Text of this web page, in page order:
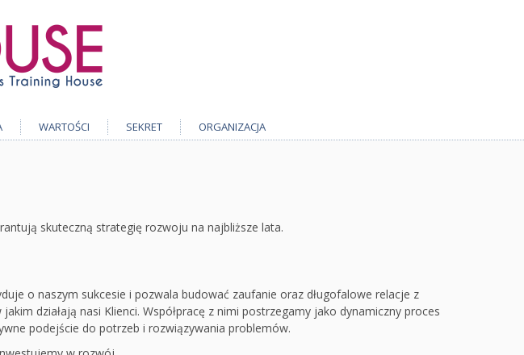
WARTOŚCI SEKRET ORGANIZACJA
skuteczną strategię rozwoju na najbliższe lata.
o naszym sukcesie i pozwala budować zaufanie oraz długofalowe relacje z
działają nasi Klienci. Współpracę z nimi postrzegamy jako dynamiczny proces
podejście do potrzeb i rozwiązywania problemów.